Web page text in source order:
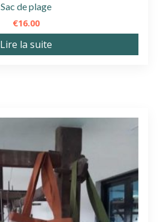
Sac de plage
€16.00
Lire la suite